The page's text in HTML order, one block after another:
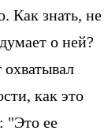
Как знать, не
о ней?
охватывал
как это
"Это ее